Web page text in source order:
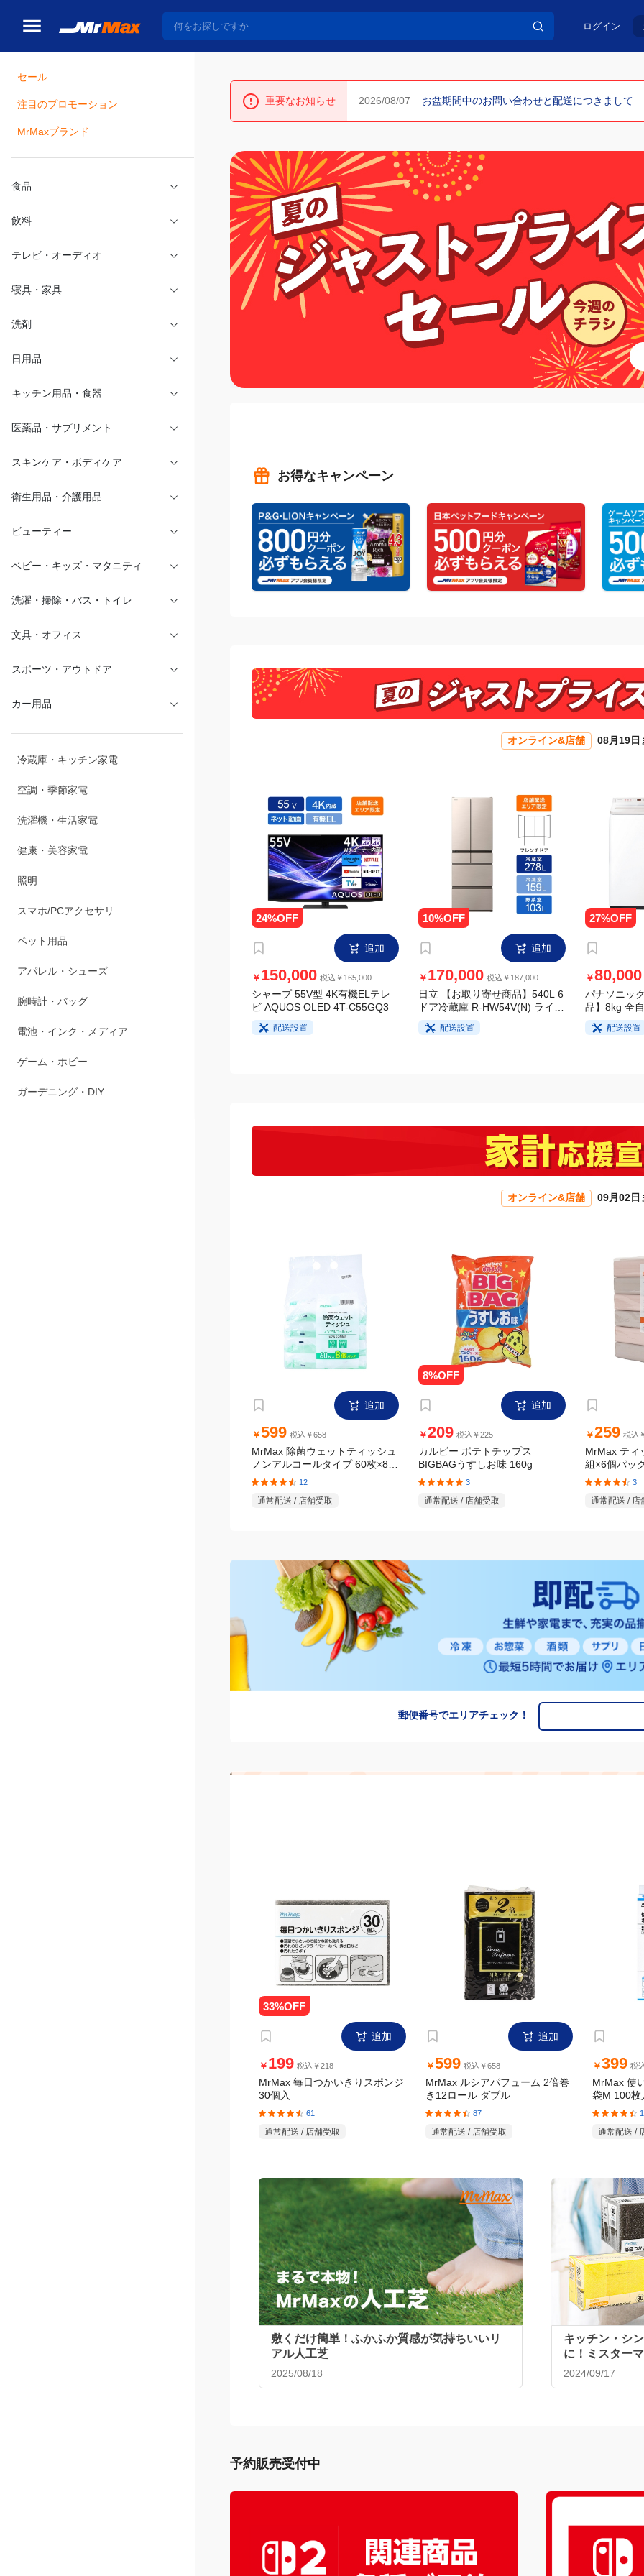
ログイン
セール
注目のプロモーション
MrMaxブランド
食品
飲料
カー用品
冷蔵庫・キッチン家電
空調・季節家電
洗濯機・生活家電
健康・美容家電
照明
スマホ/PCアクセサリ
ペット用品
重要なお知らせ お盆期間中のお問い合わせと配送につきまして
お得なキャンペーン
オンライン&店舗 08月19日
追加
￥ 150,000 税込￥165,000
シャープ 55V型 4K有機ELテレ
ビ AQUOS OLED 4T-C55GQ3
配送設置
追加
￥ 170,000 税込￥187,000
日立 【お取り寄せ商品】540L 6
ドア冷蔵庫 R-HW54V(N) ライト
ゴールド配送設置
￥80,000
パナソニッ
品】8kg 全
FA8H5-W
配送設置
オンライン&店舗 09月02日
追加
￥599 税込￥658
MrMax 除菌ウェットティッシュ
ノンアルコールタイプ 60枚×8個
パック
12
通常配送 / 店舗受取
追加
￥209 税込￥225
カルビー ポテトチップス
BIGBAGうすしお味 160g
3
通常配送 / 店舗受取
￥259 税込
MrMax ティ
組×6個パッ
3
通常配送 / 店
郵便番号でエリアチェック！
追加
￥ 199 税込￥218
MrMax 毎日つかいきりスポンジ
追加
￥ 599 税込￥658
MrMax ルシアパフューム 2倍巻
き12ロール ダブル
￥ 399 税
MrMax 使
敷くだけ簡単！ふかふか質感が気持ちいいリ
アル人工芝
2025/08/18
キッチン・シ
に！ミスター
2024/09/17